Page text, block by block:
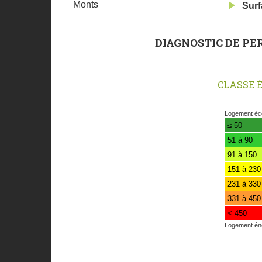
Monts
DIAGNOSTIC DE
CLASSE
Energie
Logement
≤ 50
51 à 90
91 à 150
151 à 230
231 à 330
331 à 450
< 450
Logement